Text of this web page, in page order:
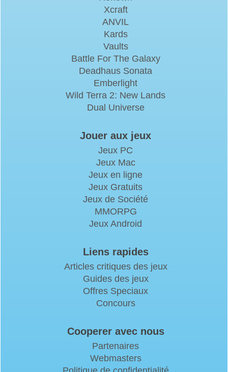
Xcraft
ANVIL
Kards
Vaults
Battle For The Galaxy
Deadhaus Sonata
Emberlight
Wild Terra 2: New Lands
Dual Universe
Jouer aux jeux
Jeux PC
Jeux Mac
Jeux en ligne
Jeux Gratuits
Jeux de Société
MMORPG
Jeux Android
Liens rapides
Articles critiques des jeux
Guides des jeux
Offres Speciaux
Concours
Cooperer avec nous
Partenaires
Webmasters